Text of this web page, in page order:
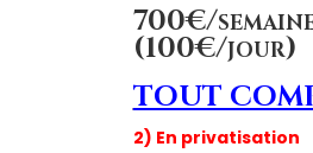
700€/
(100€/jour)
TOUT
2) En privatisation